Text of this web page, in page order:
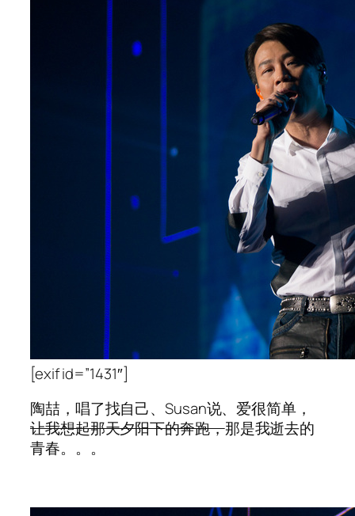
[exif id=”1431″]
陶喆，唱了找自己、Susan说、爱很简单，
让我想起那天夕阳下的奔跑，那是我逝去的
青春。。。